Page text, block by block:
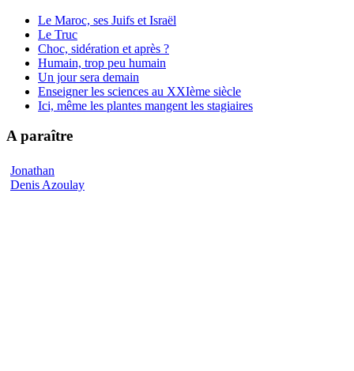
Le Maroc, ses Juifs et Israël
Le Truc
Choc, sidération et après ?
Humain, trop peu humain
Un jour sera demain
Enseigner les sciences au XXIème siècle
Ici, même les plantes mangent les stagiaires
A paraître
Jonathan
Denis Azoulay